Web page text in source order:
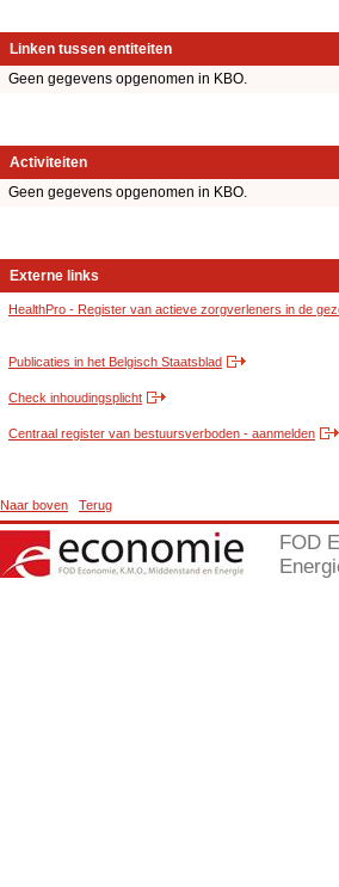
Linken tussen entiteiten
Geen gegevens opgenomen in KBO.
Activiteiten
Geen gegevens opgenomen in KBO.
Externe links
HealthPro - Register van actieve zorgverleners in de
Publicaties in het Belgisch Staatsblad
Check inhoudingsplicht
Centraal register van bestuursverboden - aanmelden
Naar boven Terug
FOD